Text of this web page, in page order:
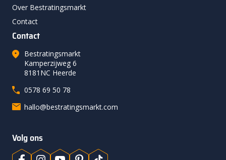
Over Bestratingsmarkt
Contact
Contact
Bestratingsmarkt
Kamperzijweg 6
8181NC Heerde
0578 69 50 78
hallo@bestratingsmarkt.com
Volg ons